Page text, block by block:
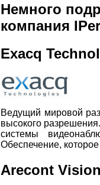
Немного
компания
Exacq
Ведущий мировой
высокого
системы
Обеспечение,
Arecont